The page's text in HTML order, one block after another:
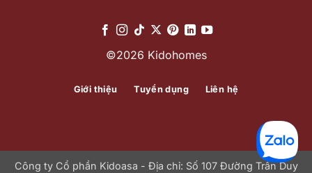
©2026 Kidohomes
Giới thiệu Tuyển dụng Liên hệ
Công ty Cổ phần Kidoasa - Địa chỉ: Số 107 Đường Trần Duy